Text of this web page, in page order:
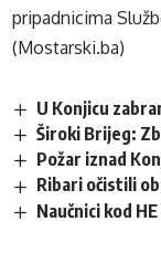
pripadnicima
(Mostarski.ba)
U Konjicu
Široki Brijeg:
Požar iznad
Ribari očistili
Naučnici kod